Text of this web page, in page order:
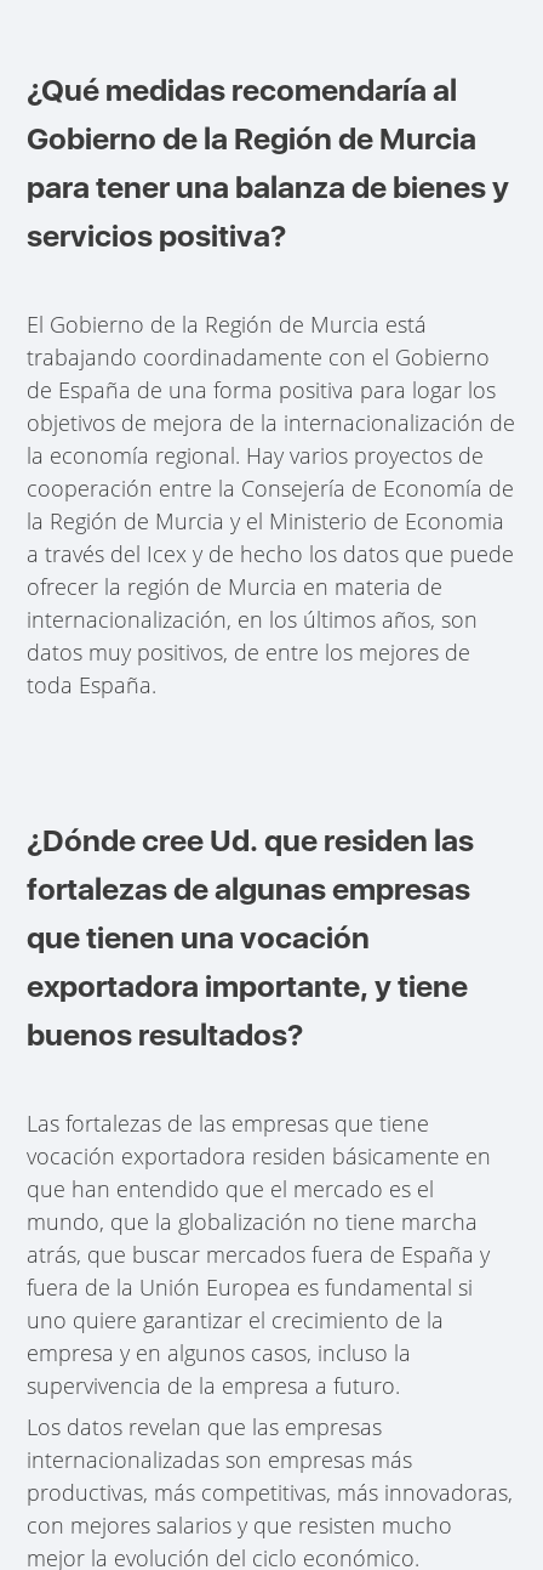
¿Qué medidas recomendaría al
Gobierno de la Región de Murcia
para tener una balanza de bienes y
servicios positiva?
El Gobierno de la Región de Murcia está
trabajando coordinadamente con el Gobierno
de España de una forma positiva para logar los
objetivos de mejora de la internacionalización de
la economía regional. Hay varios proyectos de
cooperación entre la Consejería de Economía de
la Región de Murcia y el Ministerio de Economia
a través del Icex y de hecho los datos que puede
ofrecer la región de Murcia en materia de
internacionalización, en los últimos años, son
datos muy positivos, de entre los mejores de
toda España.
¿Dónde cree Ud. que residen las
fortalezas de algunas empresas
que tienen una vocación
exportadora importante, y tiene
buenos resultados?
Las fortalezas de las empresas que tiene
vocación exportadora residen básicamente en
que han entendido que el mercado es el
mundo, que la globalización no tiene marcha
atrás, que buscar mercados fuera de España y
fuera de la Unión Europea es fundamental si
uno quiere garantizar el crecimiento de la
empresa y en algunos casos, incluso la
supervivencia de la empresa a futuro.
Los datos revelan que las empresas
internacionalizadas son empresas más
productivas, más competitivas, más innovadoras,
con mejores salarios y que resisten mucho
mejor la evolución del ciclo económico.